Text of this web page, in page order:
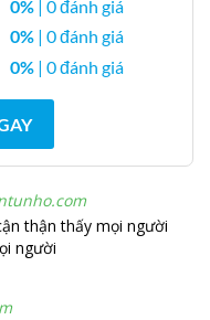
0% | 0 đánh giá
0% | 0 đánh giá
0% | 0 đánh giá
thận thấy mọi người
người